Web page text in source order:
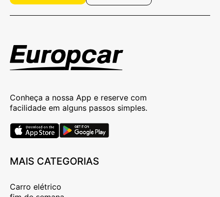
Conheça a nossa App e reserve com
facilidade em alguns passos simples.
MAIS CATEGORIAS
Carro elétrico